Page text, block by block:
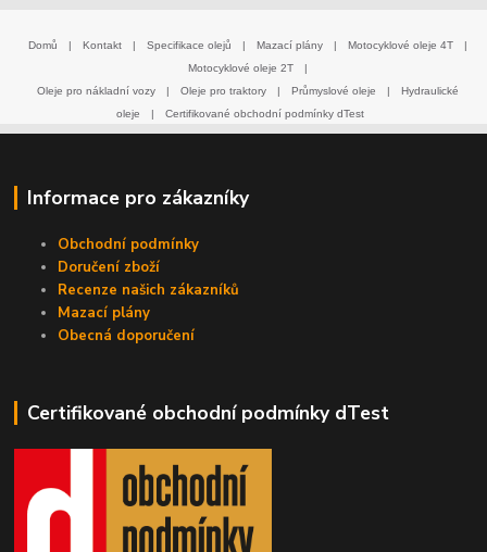
Domů Kontakt Specifikace olejů Mazací plány Motocyklové oleje 4T
Motocyklové oleje 2T
Oleje pro nákladní vozy
Oleje pro traktory Průmyslové oleje
Hydraulické
oleje
Certifikované obchodní podmínky dTest
Informace pro zákazníky
Obchodní podmínky
Doručení zboží
Recenze našich zákazníků
Mazací plány
Obecná doporučení
Certifikované obchodní podmínky dTest